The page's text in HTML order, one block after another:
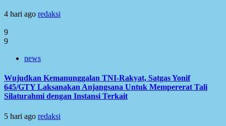
4 hari ago redaksi
9
9
news
Wujudkan Kemanunggalan TNI-Rakyat, Satgas Yonif
645/GTY Laksanakan Anjangsana Untuk Mempererat Tali
Silaturahmi dengan Instansi Terkait
5 hari ago redaksi